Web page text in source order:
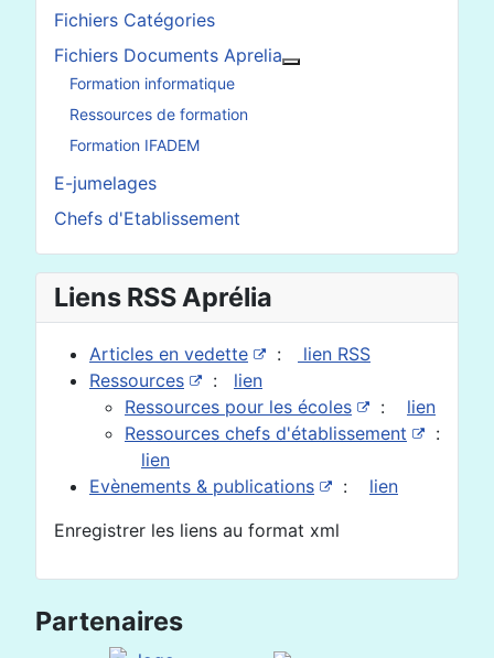
Fichiers Catégories
Fichiers Documents Aprelia
Formation informatique
Ressources de formation
Formation IFADEM
E-jumelages
Chefs d'Etablissement
Liens RSS Aprélia
Articles en vedette :
lien RSS
Ressources
: lien
Ressources pour les écoles
: lien
Ressources chefs d'établissement
:
lien
Evènements & publications
: lien
Enregistrer les liens au format xml
Partenaires